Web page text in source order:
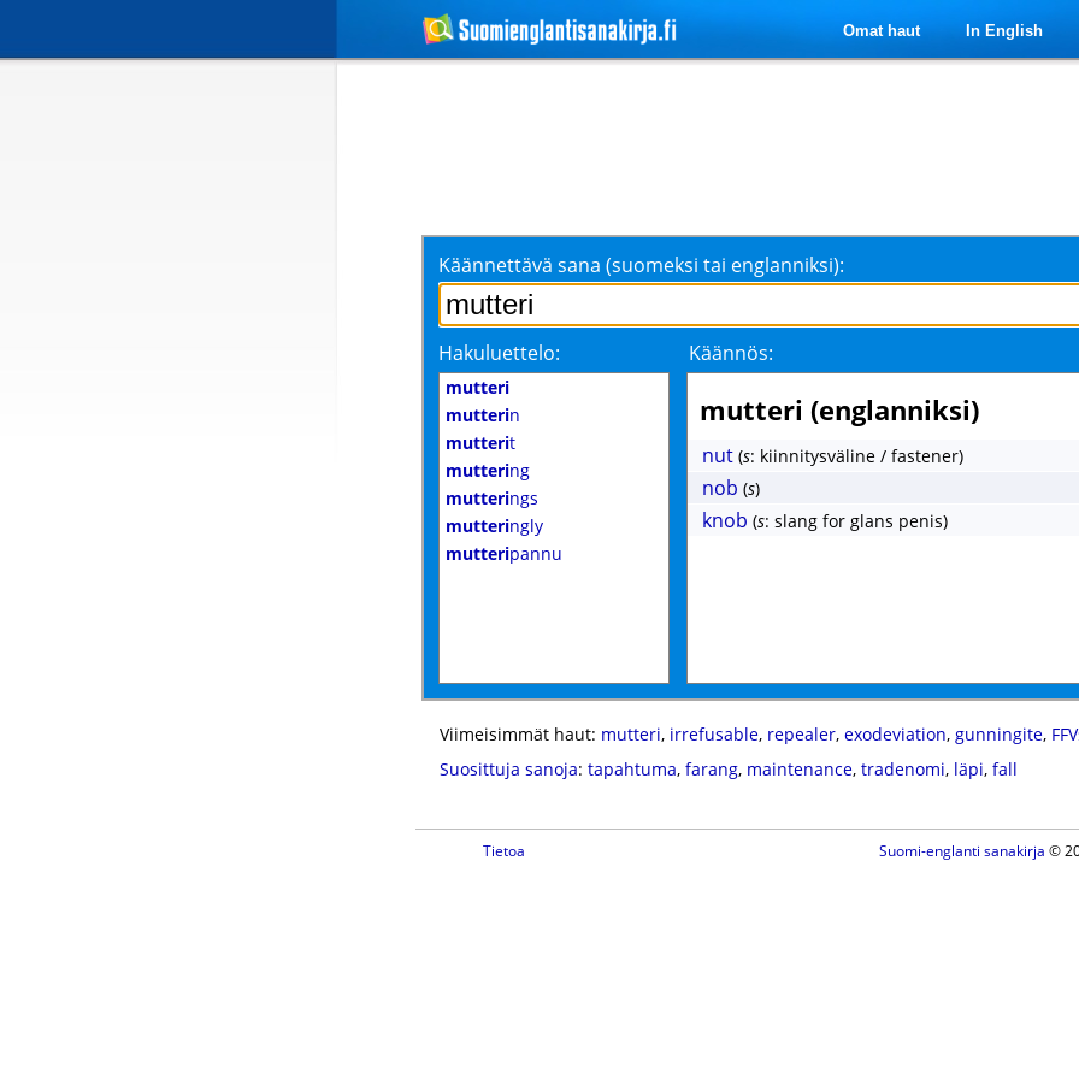
Omat haut In English
Käännettävä sana (suomeksi tai englanniksi):
Hakuluettelo: Käännös:
mutteri
mutterin
mutterit
muttering
mutterings
mutteringly
mutteripannu
mutteri (englanniksi)
nut (s: kiinnitysväline / fastener)
nob (s)
knob (s: slang for glans penis)
Viimeisimmät haut: mutteri, irrefusable, repealer, exodeviation, gunningite,
Suosittuja sanoja: tapahtuma, farang, maintenance, tradenomi, läpi, fall
Tietoa Suomi-englanti sanakirja ©